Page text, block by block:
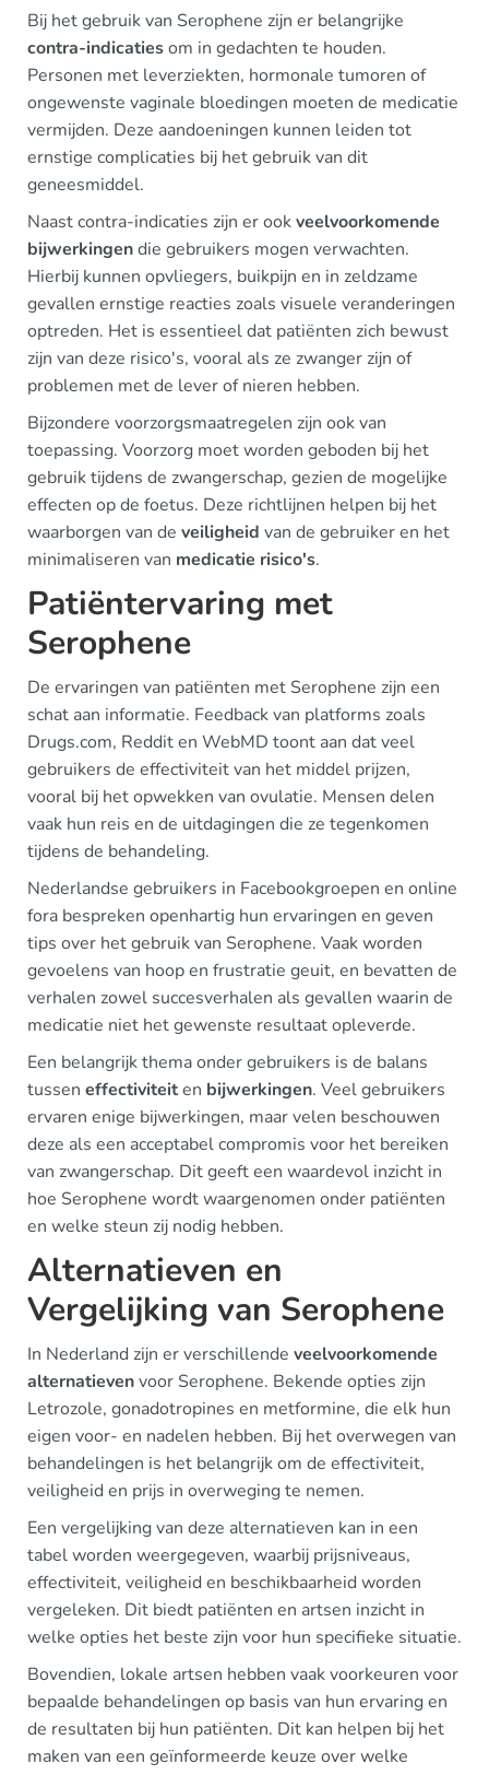
Bij het gebruik van Serophene zijn er belangrijke
contra-indicatiesom in gedachten te houden.
Personen met leverziekten, hormonale tumoren of
ongewenste vaginale bloedingen moeten de medicatie
vermijden. Deze aandoeningen kunnen leiden tot
ernstige complicaties bij het gebruik van dit
geneesmiddel.
Naast contra-indicaties zijn er ookveelvoorkomende
bijwerkingendie gebruikers mogen verwachten.
Hierbij kunnen opvliegers, buikpijn en in zeldzame
gevallen ernstige reacties zoals visuele veranderingen
optreden. Het is essentieel dat patiënten zich bewust
zijn van deze risico's, vooral als ze zwanger zijn of
problemen met de lever of nieren hebben.
Bijzondere voorzorgsmaatregelen zijn ook van
toepassing. Voorzorg moet worden geboden bij het
gebruik tijdens de zwangerschap, gezien de mogelijke
effecten op de foetus. Deze richtlijnen helpen bij het
waarborgen van de veiligheid van de gebruiker en het
minimaliseren van medicatie risico's.
Patiëntervaring met
Serophene
De ervaringen van patiënten met Serophene zijn een
schat aan informatie. Feedback van platforms zoals
Drugs.com, Reddit en WebMD toont aan dat veel
gebruikers de effectiviteit van het middel prijzen,
vooral bij het opwekken van ovulatie. Mensen delen
vaak hun reis en de uitdagingen die ze tegenkomen
tijdens de behandeling.
Nederlandse gebruikers in Facebookgroepen en online
fora bespreken openhartig hun ervaringen en geven
tips over het gebruik van Serophene. Vaak worden
gevoelens van hoop en frustratie geuit, en bevatten de
verhalen zowel succesverhalen als gevallen waarin de
medicatie niet het gewenste resultaat opleverde.
Een belangrijk thema onder gebruikers is de balans
tussen effectiviteiten bijwerkingen. Veel gebruikers
ervaren enige bijwerkingen, maar velen beschouwen
deze als een acceptabel compromis voor het bereiken
van zwangerschap. Dit geeft een waardevol inzicht in
hoe Serophene wordt waargenomen onder patiënten
en welke steun zij nodig hebben.
Alternatieven en
Vergelijking van Serophene
In Nederland zijn er verschillende veelvoorkomende
alternatievenvoor Serophene. Bekende opties zijn
Letrozole, gonadotropines en metformine, die elk hun
eigen voor- en nadelen hebben. Bij het overwegen van
behandelingen is het belangrijk om de effectiviteit,
veiligheid en prijs in overweging te nemen.
Een vergelijking van deze alternatieven kan in een
tabel worden weergegeven, waarbij prijsniveaus,
effectiviteit, veiligheid en beschikbaarheid worden
vergeleken. Dit biedt patiënten en artsen inzicht in
welke opties het beste zijn voor hun specifieke situatie.
Bovendien, lokale artsen hebben vaak voorkeuren voor
bepaalde behandelingen op basis van hun ervaring en
de resultaten bij hun patiënten. Dit kan helpen bij het
maken van een geïnformeerde keuze over welke